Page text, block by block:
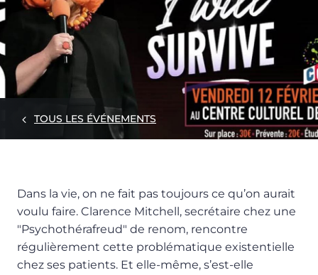
TOUS LES ÉVÉNEMENTS
Dans la vie, on ne fait pas toujours ce qu’on aurait
voulu faire. Clarence Mitchell, secrétaire chez une
"Psychothérafreud" de renom, rencontre
régulièrement cette problématique existentielle
chez ses patients. Et elle-même, s’est-elle